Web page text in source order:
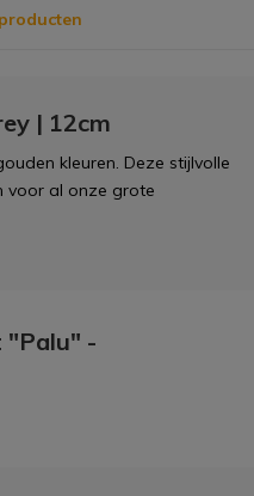
| 12cm
kleuren. Deze stijlvolle
voor al onze grote
"Palu" -